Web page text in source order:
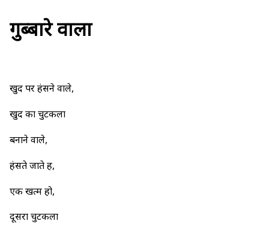
गुब्बारे वाला
खुद पर हंसने वाले,
खुद का चुटकला
बनाने वाले,
हंसते जाते हैं,
एक खत्म हो,
दूसरा चुटकला